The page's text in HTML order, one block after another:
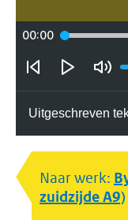
00:00
Video
herstarten
Video
afspelen
Volume:
1
Uitgeschreven
Naar werk:
zuidzijde A9)